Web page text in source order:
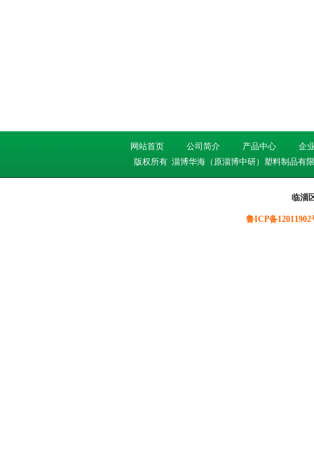
网站首页 公司简介 产品中心
企
版权所有 淄博华海（原淄博中研）塑料制品有
临淄
鲁ICP备